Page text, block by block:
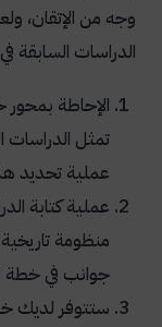
وجه من الإتقان،
الدراسات
الإحاطة
تمثل الدراسات
عملية تحديد
عملية كتابة
منظومة
جوانب في خطة
ستتوفر لديك